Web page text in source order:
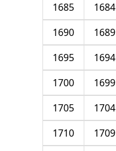
1684
1685
1689
1690
1694
1695
1699
1700
1704
1705
1709
1710